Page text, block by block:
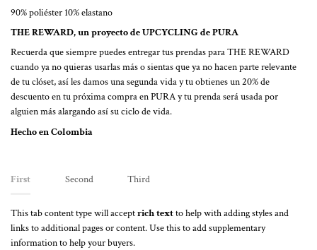
90% poliéster 10% elastano
THE REWARD, un proyecto de UPCYCLING de PURA
Recuerda que siempre puedes entregar tus prendas para THE REWARD
cuando ya no quieras usarlas más o sientas que ya no hacen parte relevante
de tu clóset, así les damos una segunda vida y tu obtienes un 20% de
descuento en tu próxima compra en PURA y tu prenda será usada por
alguien más alargando así su ciclo de vida.
Hecho en Colombia
First Second Third
This tab content type will acceptrich textto help with adding styles and
links to additional pages or content. Use this to add supplementary
information to help your buyers.